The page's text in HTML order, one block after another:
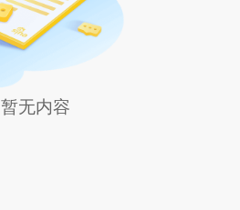
暂无内容